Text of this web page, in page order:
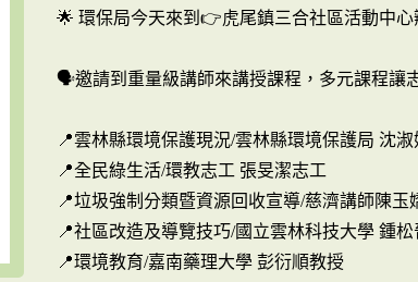
🌟 環保局今天來到👉虎尾鎮三合社區活動中
🗣邀請到重量級講師來講授課程，多元課程讓
📍雲林縣環境保護現況/雲林縣環境保護局 沈
📍全民綠生活/環教志工 張旻潔志工
📍垃圾強制分類暨資源回收宣導/慈濟講師陳玉
📍社區改造及導覽技巧/國立雲林科技大學 鍾
📍環境教育/嘉南藥理大學 彭衍順教授